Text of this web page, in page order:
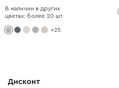
В наличии в других
цветах: более 20 шт.
+25
Дисконт